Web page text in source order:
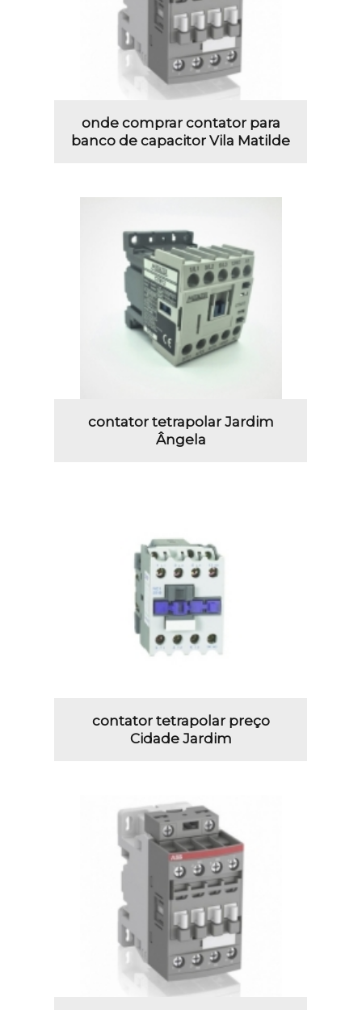
onde comprar contator para
banco de capacitor Vila Matilde
contator tetrapolar Jardim
Ângela
contator tetrapolar preço
Cidade Jardim